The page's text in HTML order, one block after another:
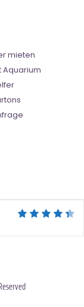
mieten
Aquarium